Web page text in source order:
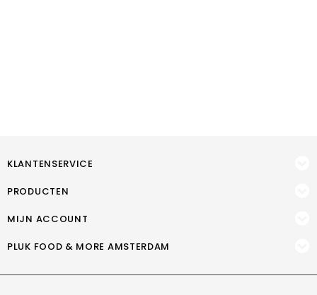
KLANTENSERVICE
PRODUCTEN
MIJN ACCOUNT
PLUK FOOD & MORE AMSTERDAM